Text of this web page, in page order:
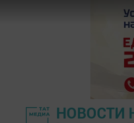
НОВОСТИ